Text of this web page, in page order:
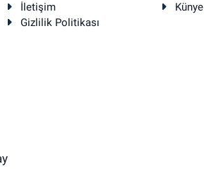
İletişim
Künye
Gizlilik Politikası